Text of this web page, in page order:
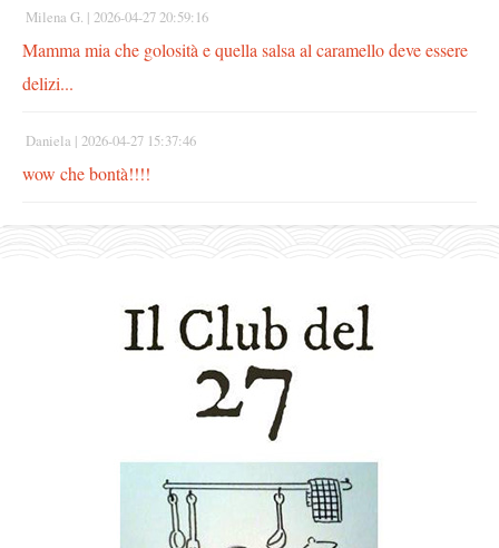
Milena G. | 2026-04-27 20:59:16
Mamma mia che golosità e quella salsa al caramello deve essere
delizi...
Daniela | 2026-04-27 15:37:46
wow che bontà!!!!